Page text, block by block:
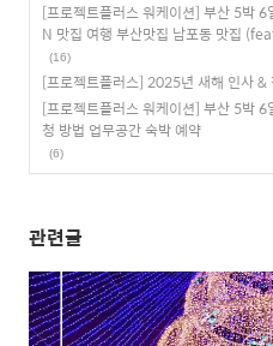
[프로젝트플러스 워케이션] 부산 5박
N 맛집 여행 부산맛집 남포동 맛집
(16)
[프로젝트플러스] 2025년 새해 인사 &
[프로젝트플러스 워케이션] 부산 5박
청 방법 업무공간 숙박 예약
(6)
관련글